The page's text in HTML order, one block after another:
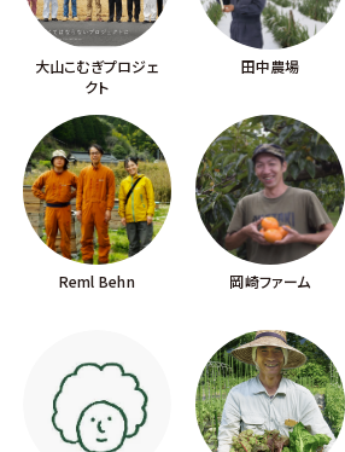
大山こむぎプロジェ
クト
田中農場
Reml Behn 岡崎ファーム